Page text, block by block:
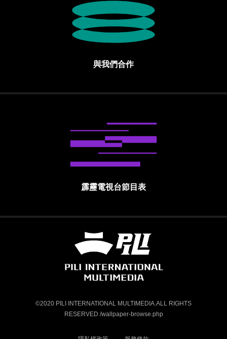
與我們合作
霹靂電視台節目表
霹靂國際多媒體股份有限公司 PILI
©2020 PILI INTERNATIONAL MULTIMEDIA.ALL RIGHTS
RESERVED /wallpaper-browse.php